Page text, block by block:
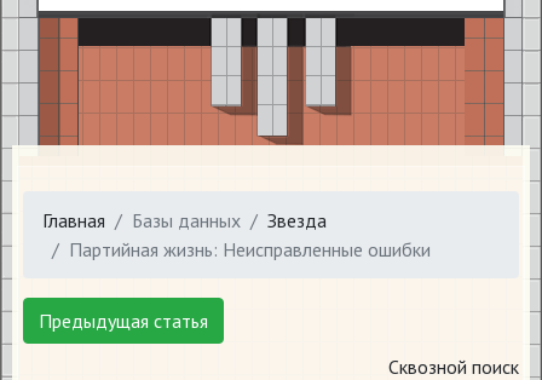
Главная Базы данных
Звезда
Партийная жизнь: Неисправленные ошибки
Предыдущая статья
Сквозной поиск